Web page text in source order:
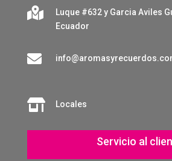

Luque #632 y Garcia Aviles
Ecuador

 Locales
Servicio al